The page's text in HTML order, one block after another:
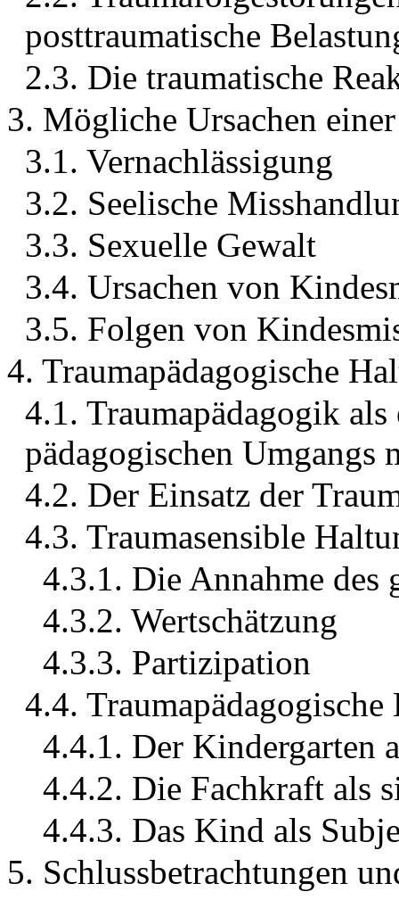
posttraumatische
2.3. Die traumatische
3. Mögliche Ursachen
3.1. Vernachlässigung
3.2. Seelische
3.3. Sexuelle Gewalt
3.4. Ursachen von
3.5. Folgen von
4. Traumapädagogische
4.1. Traumapädagogik
pädagogischen Umgangs
4.2. Der Einsatz der
4.3. Traumasensible
4.3.1. Die Annahme des
4.3.2. Wertschätzung
4.3.3. Partizipation
4.4. Traumapädagogische
4.4.1. Der Kindergarten
4.4.2. Die Fachkraft als
4.4.3. Das Kind als
5. Schlussbetrachtungen